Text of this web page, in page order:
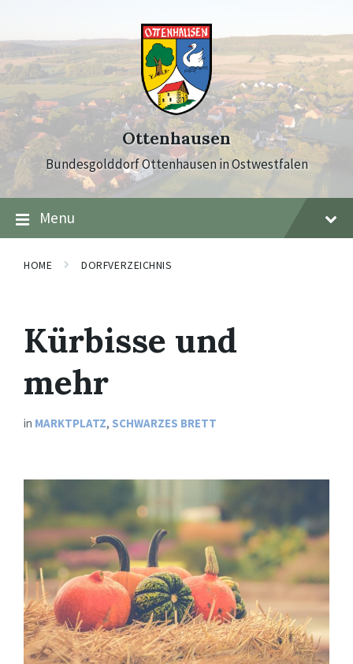
content
main
navigation
footer
Ottenhausen
Bundesgolddorf Ottenhausen in Ostwestfalen
Menu
HOME DORFVERZEICHNIS
Kürbisse und
mehr
in MARKTPLATZ, SCHWARZES BRETT